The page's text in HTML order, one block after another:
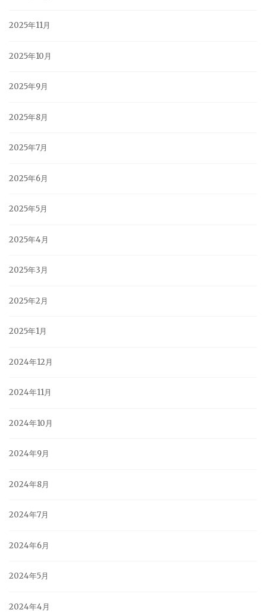
2025年11月
2025年10月
2025年9月
2025年8月
2025年7月
2025年6月
2025年5月
2025年4月
2025年3月
2025年2月
2025年1月
2024年12月
2024年11月
2024年10月
2024年9月
2024年8月
2024年7月
2024年6月
2024年5月
2024年4月